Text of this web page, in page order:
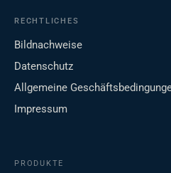
RECHTLICHES
Bildnachweise
Datenschutz
Allgemeine
Impressum
PRODUKTE